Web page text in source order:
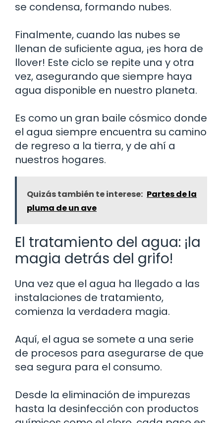
se condensa, formando nubes.
Finalmente, cuando las nubes se
llenan de suficiente agua, ¡es hora de
llover! Este ciclo se repite una y otra
vez, asegurando que siempre haya
agua disponible en nuestro planeta.
Es como un gran baile cósmico donde
el agua siempre encuentra su camino
de regreso a la tierra, y de ahí a
nuestros hogares.
Quizás también te interese: Partes de la
pluma de un ave
El tratamiento del agua: ¡la
magia detrás del grifo!
Una vez que el agua ha llegado a las
instalaciones de tratamiento,
comienza la verdadera magia.
Aquí, el agua se somete a una serie
de procesos para asegurarse de que
sea segura para el consumo.
Desde la eliminación de impurezas
hasta la desinfección con productos